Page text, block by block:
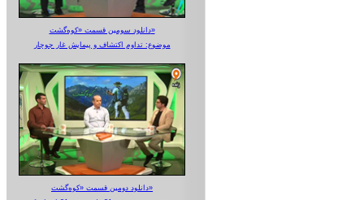
دانلود سومین قسمت «کوه‌گشت»
موضوع: تداوم اکتشاف و پیمایش غار جوجار
دانلود دومین قسمت «کوه‌گشت»